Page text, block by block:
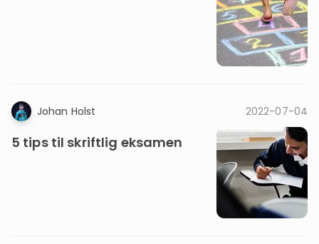
Johan Holst 2022-07-04
5 tips til skriftlig eksamen